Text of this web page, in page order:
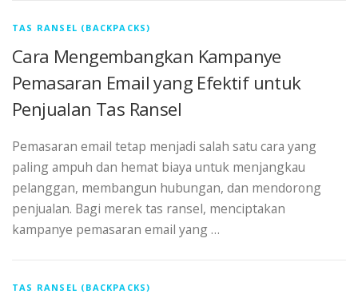
TAS RANSEL (BACKPACKS)
Cara Mengembangkan Kampanye
Pemasaran Email yang Efektif untuk
Penjualan Tas Ransel
Pemasaran email tetap menjadi salah satu cara yang
paling ampuh dan hemat biaya untuk menjangkau
pelanggan, membangun hubungan, dan mendorong
penjualan. Bagi merek tas ransel, menciptakan
kampanye pemasaran email yang …
TAS RANSEL (BACKPACKS)